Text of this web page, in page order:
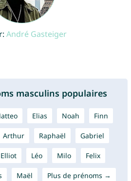
André Gasteiger
masculins populaires
Elias Noah Finn
Arthur Raphaël Gabriel
Elliot Léo Milo Felix
Maël Plus de prénoms →